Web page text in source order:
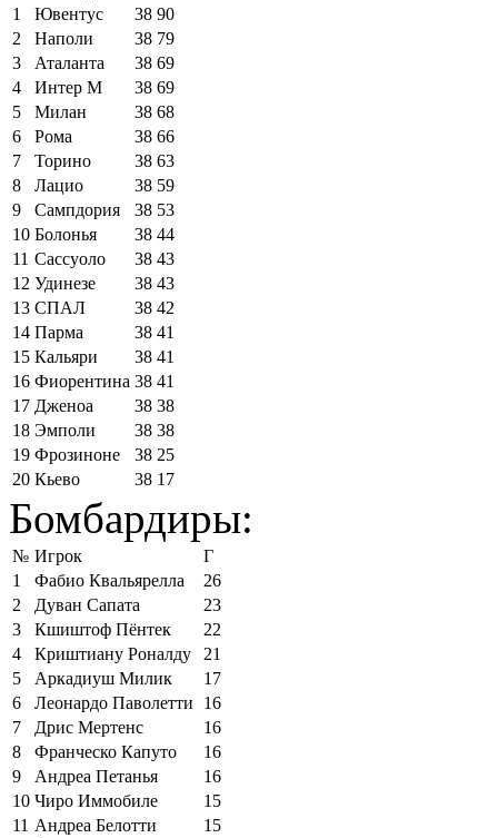
1
Ювентус 38 90
2
Наполи 38 79
3
Аталанта 38 69
4
Интер М 38 69
5
Милан 38 68
6
Рома 38 66
7
Торино 38 63
8
Лацио 38 59
9
Сампдория 38 53
10 Болонья 38 44
11 Сассуоло 38 43
12 Удинезе 38 43
13 СПАЛ 38 42
14 Парма 38 41
15 Кальяри 38 41
16 Фиорентина 38 41
17 Дженоа 38 38
18 Эмполи 38 38
19 Фрозиноне 38 25
20 Кьево 38 17
Бомбардиры:
№ Игрок
Г
1
Фабио Квальярелла
26
2
Дуван Сапата
23
3
Кшиштоф Пёнтек
22
4
Криштиану Роналду
21
5
Аркадиуш Милик
17
6
Леонардо Паволетти
16
7
Дрис Мертенс
16
8
Франческо Капуто
16
9
Андреа Петанья
16
10 Чиро Иммобиле
15
11 Андреа Белотти
15